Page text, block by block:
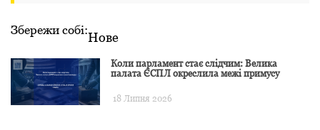
Збережи собі:Нове
Коли парламент стає слідчим: Велика
палата ЄСПЛ окреслила межі примусу
18 Липня 2026